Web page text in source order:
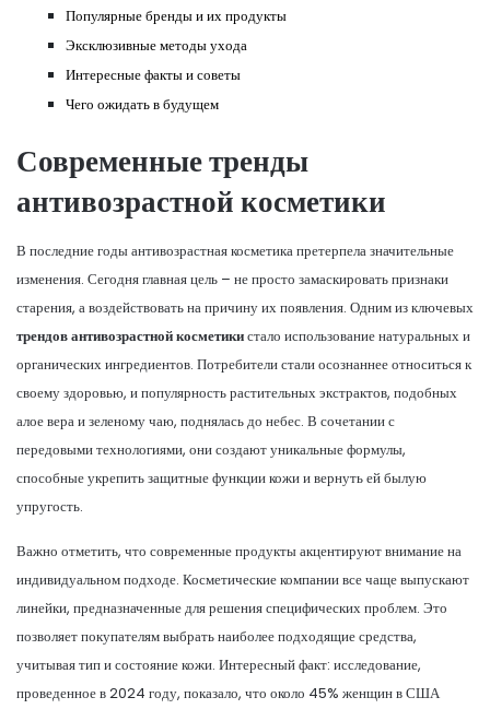
Популярные бренды и их продукты
Эксклюзивные методы ухода
Интересные факты и советы
Чего ожидать в будущем
Современные тренды
антивозрастной косметики
В последние годы антивозрастная косметика претерпела значительные
изменения. Сегодня главная цель – не просто замаскировать признаки
старения, а воздействовать на причину их появления. Одним из ключевых
трендов антивозрастной косметикистало использование натуральных и
органических ингредиентов. Потребители стали осознаннее относиться к
своему здоровью, и популярность растительных экстрактов, подобных
алое вера и зеленому чаю, поднялась до небес. В сочетании с
передовыми технологиями, они создают уникальные формулы,
способные укрепить защитные функции кожи и вернуть ей былую
упругость.
Важно отметить, что современные продукты акцентируют внимание на
индивидуальном подходе. Косметические компании все чаще выпускают
линейки, предназначенные для решения специфических проблем. Это
позволяет покупателям выбрать наиболее подходящие средства,
учитывая тип и состояние кожи. Интересный факт: исследование,
проведенное в 2024 году, показало, что около 45% женщин в США